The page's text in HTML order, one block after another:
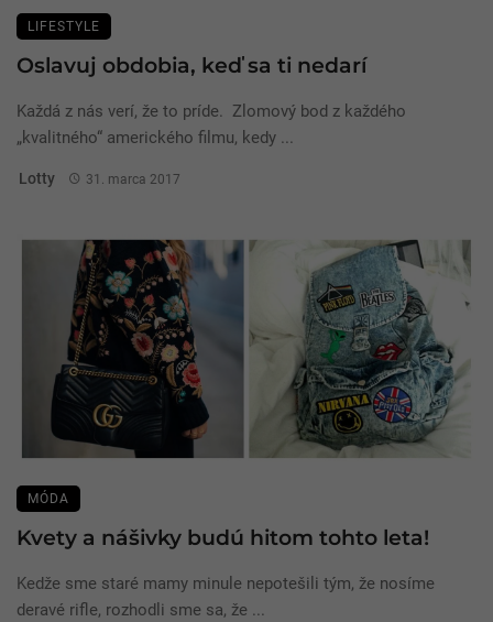
LIFESTYLE
Oslavuj obdobia, keď sa ti nedarí
Každá z nás verí, že to príde. Zlomový bod z každého
„kvalitného“ amerického filmu, kedy ...
Lotty 31. marca 2017
MÓDA
Kvety a nášivky budú hitom tohto leta!
Kedže sme staré mamy minule nepotešili tým, že nosíme
deravé rifle, rozhodli sme sa, že ...